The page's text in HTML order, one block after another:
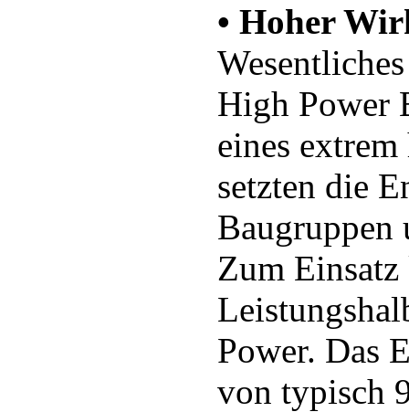
• Hoher
High Power
eines
setzten die
Baugruppen
Zum Einsatz
Power. Das
von typisch